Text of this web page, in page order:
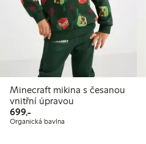
Minecraft mikina s česanou
vnitřní úpravou
699,-699,00 Kč
Organická bavlna